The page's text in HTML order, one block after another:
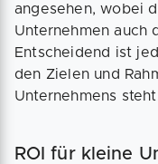
angesehen, wobei
Unternehmen auch
Entscheidend ist
den Zielen und
Unternehmens
ROI für kleine